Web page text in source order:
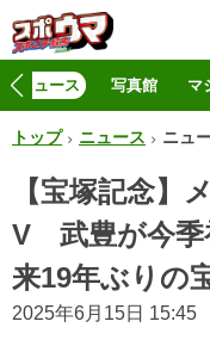
ニュース 写真館 マ
トップ ニュース ニュ
【宝塚記念】
V 武豊が今季
来19年ぶりの
2025年6月15日 15:45